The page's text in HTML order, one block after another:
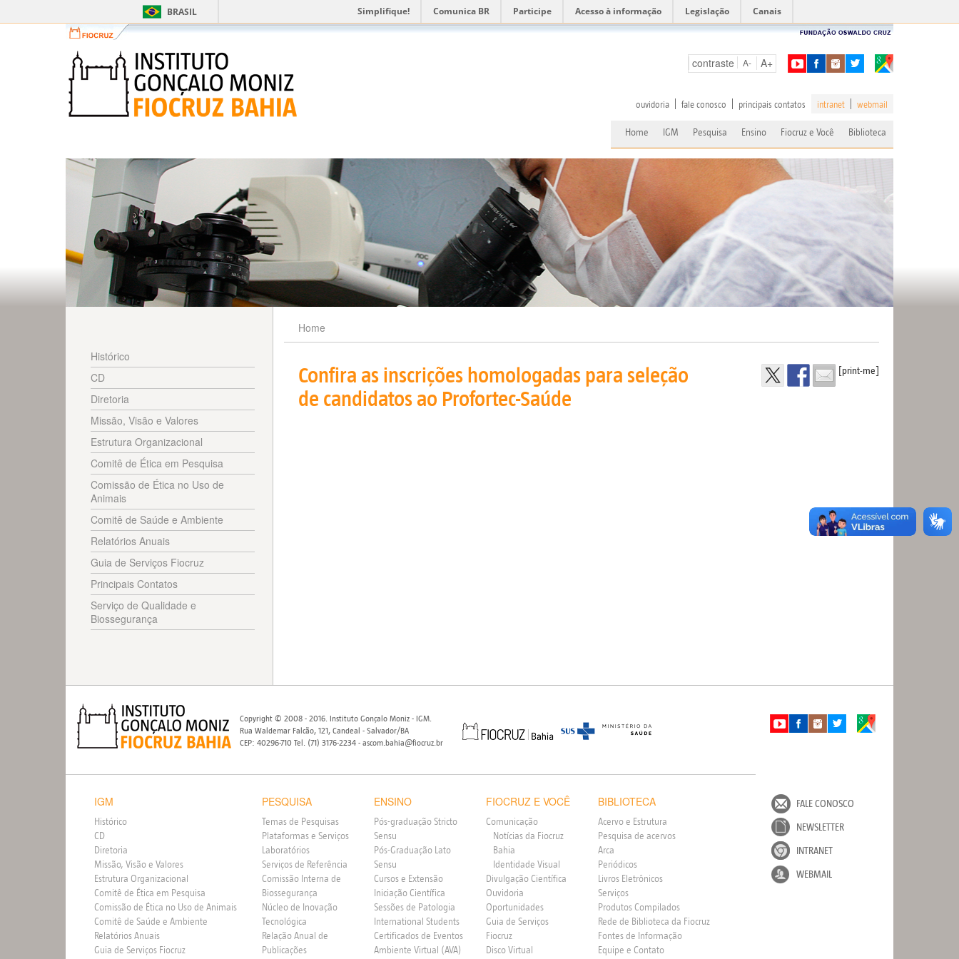
BRASIL Simplifique! Comunica BR Participe Acesso à informação Legislação Canais
contraste A- A+
ouvidoria fale conosco principais contatos intranet webmail
Home IGM Pesquisa Ensino Fiocruz e Você Biblioteca
Histórico
CD
Diretoria
Missão, Visão e Valores
Estrutura Organizacional
Comitê de Ética em Pesquisa
Comissão de Ética no Uso de
Animais
Comitê de Saúde e Ambiente
Relatórios Anuais
Guia de Serviços Fiocruz
Principais Contatos
Serviço de Qualidade e
Biossegurança
Home
Confira as inscrições homologadas para seleção
de candidatos ao Profortec-Saúde
[print-me]
Copyright © 2008 - 2016. Instituto Gonçalo Moniz - IGM.
Rua Waldemar Falcão, 121, Candeal - Salvador/BA
CEP: 40296-710 Tel. (71) 3176-2234 - ascom.bahia@fiocruz.br
IGM
Histórico
CD
Diretoria
Missão, Visão e Valores
Estrutura Organizacional
Comitê de Ética em Pesquisa
Comissão de Ética no Uso de Animais
Comitê de Saúde e Ambiente
Relatórios Anuais
Guia de Serviços Fiocruz
PESQUISA
Temas de Pesquisas
Plataformas e Serviços
Laboratórios
Serviços de Referência
Comissão Interna de
Biossegurança
Núcleo de Inovação
Tecnológica
Relação Anual de
Publicações
ENSINO
Pós-graduação Stricto
Sensu
Pós-Graduação Lato
Sensu
Cursos e Extensão
Iniciação Científica
Sessões de Patologia
International Students
Certificados de Eventos
Ambiente Virtual (AVA)
FIOCRUZ E VOCÊ
Comunicação
Notícias da Fiocruz
Bahia
Identidade Visual
Divulgação Científica
Ouvidoria
Oportunidades
Guia de Serviços
Fiocruz
Disco Virtual
BIBLIOTECA
Acervo e Estrutura
Pesquisa de acervos
Arca
Periódicos
Livros Eletrônicos
Serviços
Produtos Compilados
Rede de Biblioteca da Fiocruz
Fontes de Informação
Equipe e Contato
FALE CONOSCO
NEWSLETTER
INTRANET
WEBMAIL